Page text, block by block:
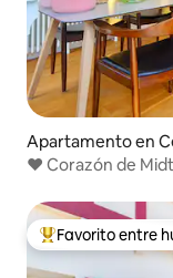
Apartamento en
♥︎ Corazón de
Favorito entre
Favorito entre